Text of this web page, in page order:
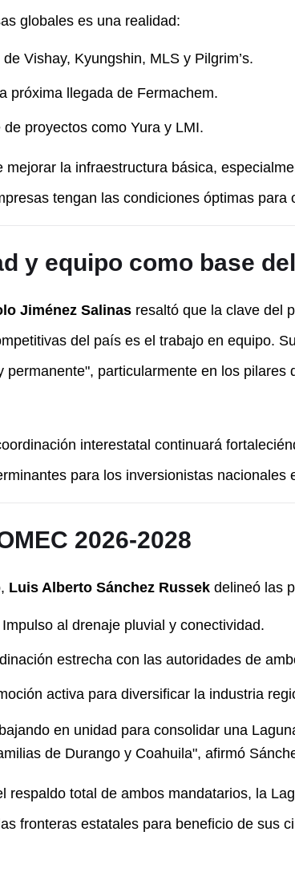
globales es una realidad:
Vishay, Kyungshin, MLS y Pilgrim’s.
próxima llegada de Fermachem.
de proyectos como Yura y LMI.
la infraestructura básica,
tengan las condiciones óptimas para
y equipo como base
Jiménez Salinasresaltó que la clave del
del país es el trabajo en equipo.
permanente", particularmente en los pilares
interestatal continuará
para los inversionistas nacionales
2026-2028
Luis Alberto Sánchez Russekdelineó las
Impulso al drenaje pluvial y conectividad.
estrecha con las autoridades de
activa para diversificar la industria
en unidad para consolidar una
de Durango y Coahuila", afirmó
respaldo total de ambos mandatarios, la
fronteras estatales para beneficio de sus